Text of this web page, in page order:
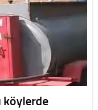
köylerde